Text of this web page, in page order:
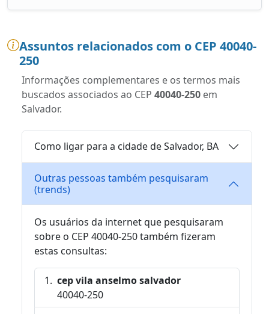
Assuntos relacionados com o CEP 40040-
250
Informações complementares e os termos mais
buscados associados ao CEP 40040-250 em
Salvador.
Como ligar para a cidade de Salvador, BA
Outras pessoas também pesquisaram
(trends)
Os usuários da internet que pesquisaram
sobre o CEP 40040-250 também fizeram
estas consultas:
cep vila anselmo salvador
40040-250